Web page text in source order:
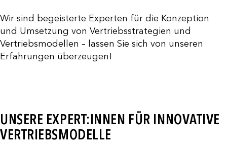
Wir sind begeisterte Experten für die Konzeption
und Umsetzung von Vertriebsstrategien und
Vertriebsmodellen – lassen Sie sich von unseren
Erfahrungen überzeugen!
UNSERE EXPERT:INNEN FÜR INNOVATIVE
VERTRIEBSMODELLE